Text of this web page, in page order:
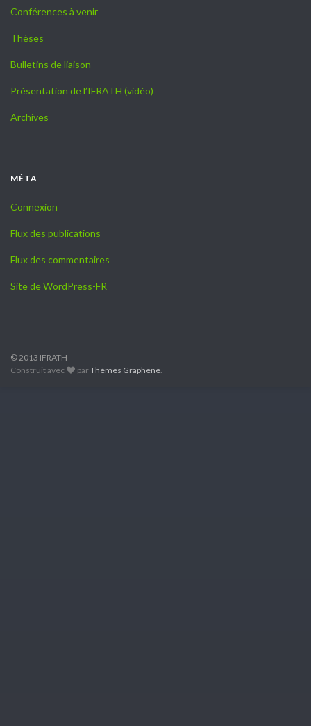
Conférences à venir
Thèses
Bulletins de liaison
Présentation de l’IFRATH (vidéo)
Archives
MÉTA
Connexion
Flux des publications
Flux des commentaires
Site de WordPress-FR
© 2013 IFRATH
Construit avec
parThèmes Graphene.